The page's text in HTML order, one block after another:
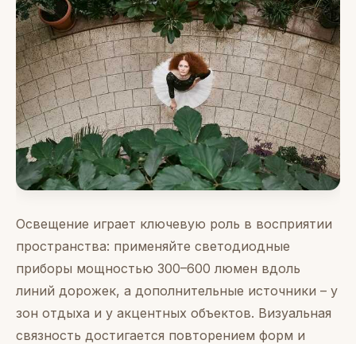
Освещение играет ключевую роль в восприятии
пространства: применяйте светодиодные
приборы мощностью 300–600 люмен вдоль
линий дорожек, а дополнительные источники – у
зон отдыха и у акцентных объектов. Визуальная
связность достигается повторением форм и